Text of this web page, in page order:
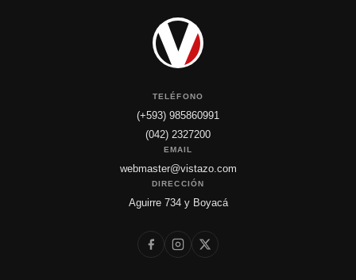
TELÉFONO
(+593) 985860991
(042) 2327200
EMAIL
webmaster@vistazo.com
DIRECCIÓN
Aguirre 734 y Boyacá